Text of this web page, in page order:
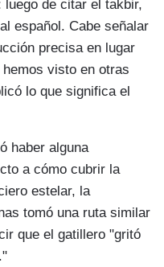
luego de citar el takbir,
español. Cabe señalar
precisa en lugar
visto en otras
lo que significa el
haber alguna
a cómo cubrir la
estelar, la
tomó una ruta similar
que el gatillero "gritó